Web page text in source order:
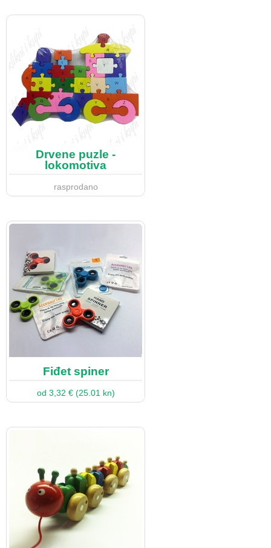
Drvene puzle -
lokomotiva
rasprodano
Fiđet spiner
od 3,32 € (25.01 kn)